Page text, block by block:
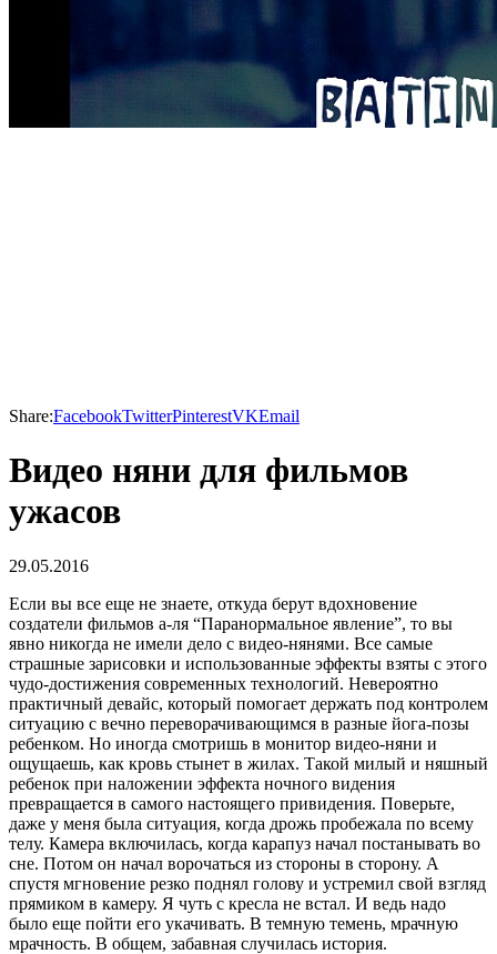
Share:FacebookTwitterPinterestVKEmail
Видео няни для фильмов
ужасов
29.05.2016
Если вы все еще не знаете, откуда берут вдохновение
создатели фильмов а-ля “Паранормальное явление”, то вы
явно никогда не имели дело с видео-нянями. Все самые
страшные зарисовки и использованные эффекты взяты с этого
чудо-достижения современных технологий. Невероятно
практичный девайс, который помогает держать под контролем
ситуацию с вечно переворачивающимся в разные йога-позы
ребенком. Но иногда смотришь в монитор видео-няни и
ощущаешь, как кровь стынет в жилах. Такой милый и няшный
ребенок при наложении эффекта ночного видения
превращается в самого настоящего привидения. Поверьте,
даже у меня была ситуация, когда дрожь пробежала по всему
телу. Камера включилась, когда карапуз начал постанывать во
сне. Потом он начал ворочаться из стороны в сторону. А
спустя мгновение резко поднял голову и устремил свой взгляд
прямиком в камеру. Я чуть с кресла не встал. И ведь надо
было еще пойти его укачивать. В темную темень, мрачную
мрачность. В общем, забавная случилась история.